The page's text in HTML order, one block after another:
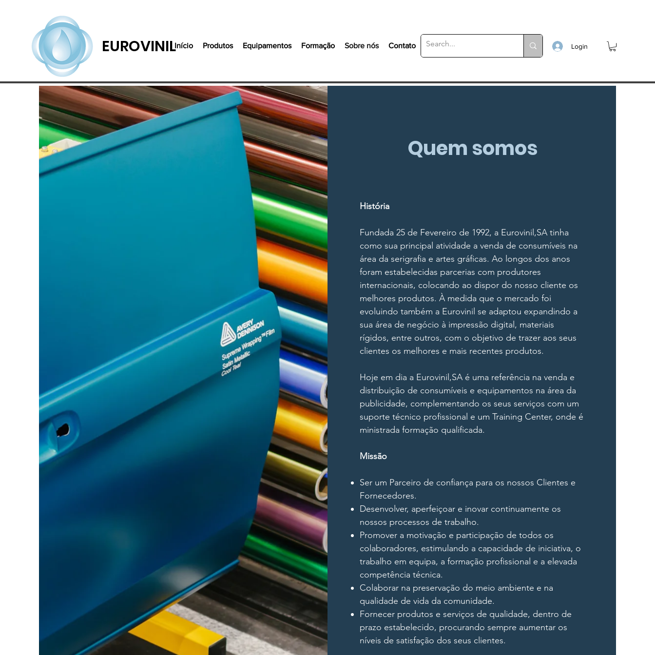
EUROVINILInício Produtos Equipamentos Formação Sobre nós Contato Login
Quem somos
História
Fundada 25 de Fevereiro de 1992, a Eurovinil,SA tinha
como sua principal atividade a venda de consumíveis na
área da serigrafia e artes gráficas. Ao longos dos anos
foram estabelecidas parcerias com produtores
internacionais, colocando ao dispor do nosso cliente os
melhores produtos. À medida que o mercado foi
evoluindo também a Eurovinil se adaptou expandindo a
sua área de negócio à impressão digital, materiais
rígidos, entre outros, com o objetivo de trazer aos seus
clientes os melhores e mais recentes produtos.
Hoje em dia a Eurovinil,SA é uma referência na venda e
distribuição de consumíveis e equipamentos na área da
publicidade, complementando os seus serviços com um
suporte técnico profissional e um Training Center, onde é
ministrada formação qualificada.
Missão
Ser um Parceiro de confiança para os nossos Clientes e
Fornecedores.
Desenvolver, aperfeiçoar e inovar continuamente os
nossos processos de trabalho.
Promover a motivação e participação de todos os
colaboradores, estimulando a capacidade de iniciativa, o
trabalho em equipa, a formação profissional e a elevada
competência técnica.
Colaborar na preservação do meio ambiente e na
qualidade de vida da comunidade.
Fornecer produtos e serviços de qualidade, dentro de
prazo estabelecido, procurando sempre aumentar os
níveis de satisfação dos seus clientes.